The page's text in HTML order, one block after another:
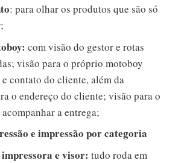
: para olhar os produtos que são só
com visão do gestor e rotas
visão para o próprio motoboy
contato do cliente, além da
o endereço do cliente; visão para o
a entrega;
e impressão por categoria
e visor: tudo roda em